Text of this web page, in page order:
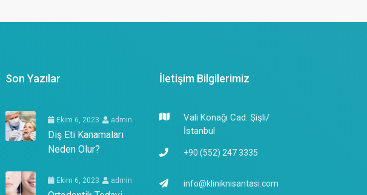
Son Yazılar
Ekim 6, 2023 admin
Diş Eti Kanamaları
Neden Olur?
Ekim 6, 2023 admin
İletişim Bilgilerimiz
Vali Konağı Cad. Şişli/
İstanbul
+90 (552) 247 3335
info@kliniknisantasi.com